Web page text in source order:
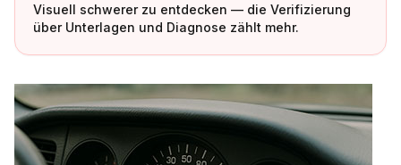
Visuell schwerer zu entdecken — die Verifizierung
über Unterlagen und Diagnose zählt mehr.